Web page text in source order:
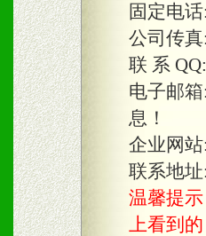
三、物料及
1、免费提
2、不定期
知名度和影
3、根据地
具。
固定电话:
公司传真:
联 系 QQ:
电子邮箱:
息！
企业网站:
联系地址:
温馨提
上看到的